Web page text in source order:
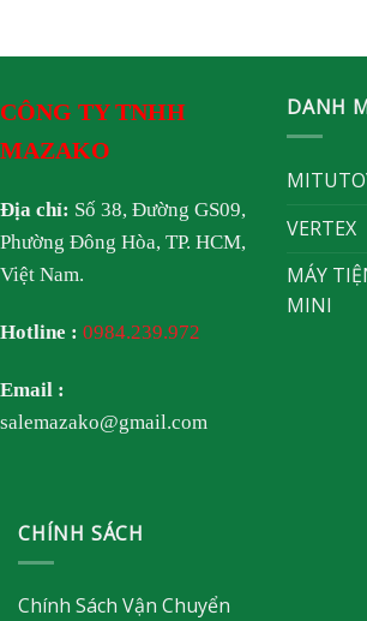
CÔNG TY TNHH
MAZAKO
Địa chỉ: Số 38, Đường GS09,
Phường Đông Hòa, TP. HCM,
Việt Nam.
Hotline : 0984.239.972
Email :
salemazako@gmail.com
DANH
VERTEX
MÁY
MINI
CHÍNH SÁCH
Chính Sách Vận Chuyển